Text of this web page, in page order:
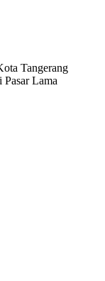
Tangerang
Lama